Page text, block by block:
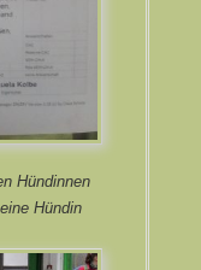
Hündinnen
Hündin